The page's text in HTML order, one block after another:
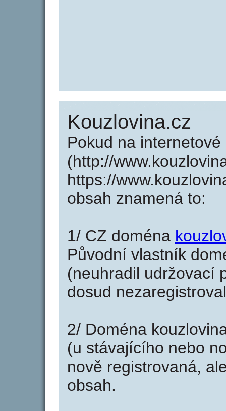
Kouzlovina.cz
Pokud na
(http://
https://
obsah znamená to:
1/ CZ doména
Původní vlastník
(neuhradil udržovací
dosud
2/ Doména
(u stávajícího nebo
nově registrovaná,
obsah.